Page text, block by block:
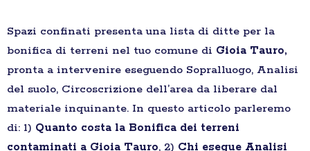
Spazi confinati presenta una lista di ditte per la
bonifica di terreni nel tuo comune di Gioia Tauro,
pronta a intervenire eseguendo Sopralluogo, Analisi
del suolo, Circoscrizione dell’area da liberare dal
materiale inquinante. In questo articolo parleremo
di: 1) Quanto costa la Bonifica dei terreni
contaminati a Gioia Tauro, 2) Chi esegue Analisi